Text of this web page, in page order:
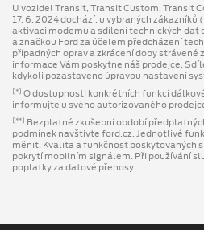
U vozidel Transit, Transit Custom, Transit
17. 6. 2024 dochází, u vybraných
aktivaci modemu a sdílení technických dat
a značkou Ford za účelem předcházení
případných oprav a zkrácení doby strávené
informace Vám poskytne náš prodejce.
kdykoli pozastaveno úpravou nastavení
[*]
O dostupnosti konkrétních funkcí
informujte u svého autorizovaného
[**]
Bezplatné zkušební období
podmínek navštivte ford.cz. Jednotlivé
měnit. Kvalita a funkčnost poskytovaných
pokrytí mobilním signálem. Při používání
poplatky za datové přenosy.